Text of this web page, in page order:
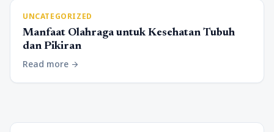
UNCATEGORIZED
Manfaat Olahraga untuk Kesehatan Tubuh
dan Pikiran
Read more arrow_forward